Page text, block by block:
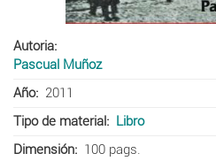
Autoria
Pascual Muñoz
Año
2011
Tipo de material
Libro
Dimensión
100 pags.